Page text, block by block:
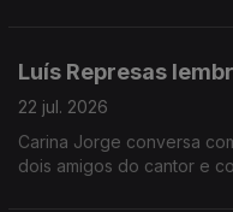
Luís Represas
22 jul. 2026
Carina Jorge conversa
dois amigos do cantor e